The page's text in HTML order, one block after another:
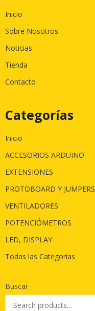
Inicio
Sobre Nosotros
Noticias
Tienda
Contacto
Categorías
Inicio
ACCESORIOS ARDUINO
EXTENSIONES
PROTOBOARD Y JUMPERS
VENTILADORES
POTENCIÓMETROS
LED, DISPLAY
Todas las Categorías
Buscar